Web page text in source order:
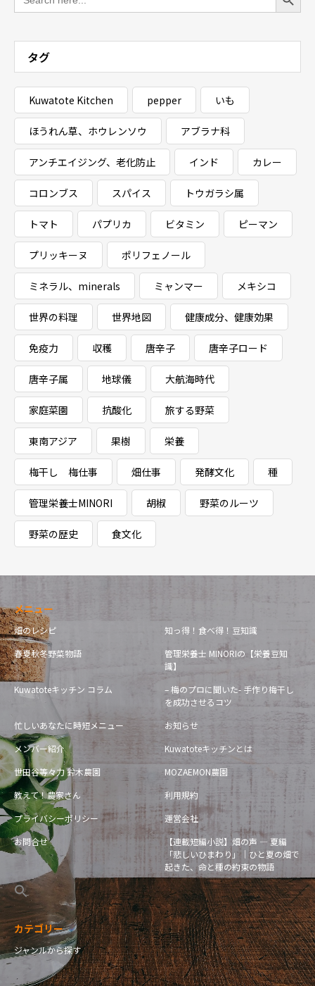
タグ
Kuwatote Kitchen pepper いも
ほうれん草、ホウレンソウ アブラナ科
アンチエイジング、老化防止 インド カレー
コロンブス スパイス トウガラシ属
トマト パプリカ ビタミン ピーマン
プリッキーヌ ポリフェノール
ミネラル、minerals ミャンマー メキシコ
世界の料理 世界地図 健康成分、健康効果
免疫力 収穫 唐辛子 唐辛子ロード
唐辛子属 地球儀 大航海時代
家庭菜園 抗酸化 旅する野菜
東南アジア 果樹 栄養
梅干し 梅仕事 畑仕事 発酵文化 種
管理栄養士MINORI 胡椒 野菜のルーツ
野菜の歴史 食文化
メニュー
畑のレシピ
知っ得！食べ得！豆知識
春夏秋冬野菜物語
管理栄養士 MINORIの【栄養豆知
識】
Kuwatoteキッチン コラム
– 梅のプロに聞いた- 手作り梅干し
を成功させるコツ
忙しいあなたに時短メニュー
お知らせ
メンバー紹介
Kuwatoteキッチンとは
世田谷等々力 鈴木農園
MOZAEMON農園
教えて！農家さん
利用規約
プライバシーポリシー
運営会社
お問合せ
【連載短編小説】畑の声 — 夏編
「悲しいひまわり」｜ひと夏の畑で
起きた、命と種の約束の物語
カテゴリー
ジャンルから探す